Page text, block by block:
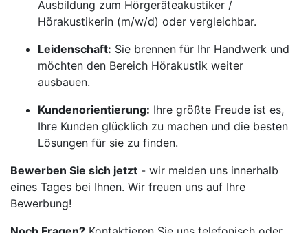
Ausbildung zum Hörgeräteakustiker /
Hörakustikerin (m/w/d) oder vergleichbar.
Leidenschaft: Sie brennen für Ihr Handwerk und
möchten den Bereich Hörakustik weiter
ausbauen.
Kundenorientierung: Ihre größte Freude ist es,
Ihre Kunden glücklich zu machen und die besten
Lösungen für sie zu finden.
Bewerben Sie sich jetzt - wir melden uns innerhalb
eines Tages bei Ihnen. Wir freuen uns auf Ihre
Bewerbung!